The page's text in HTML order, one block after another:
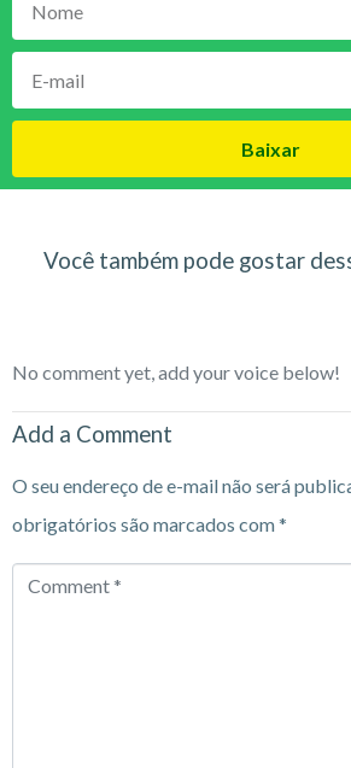
Baixar
Você também pode gostar
No comment yet, add your voice below!
Add a Comment
O seu endereço de e-mail não será
obrigatórios são marcados com*
Comment